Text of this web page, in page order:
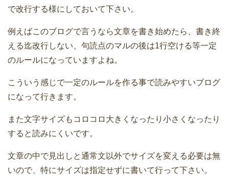
で改行する様にしておいて下さい。
例えばこのブログで言うなら文章を書き始めたら、書き終
える迄改行しない、句読点のマルの後は1行空ける等一定
のルールになっていますよね。
こういう感じで一定のルールを作る事で読みやすいブログ
になって行きます。
また文字サイズもコロコロ大きくなったり小さくなったり
すると読みにくいです。
文章の中で見出しと通常文以外でサイズを変える必要は無
いので、特にサイズは指定せずに書いて行って下さい。